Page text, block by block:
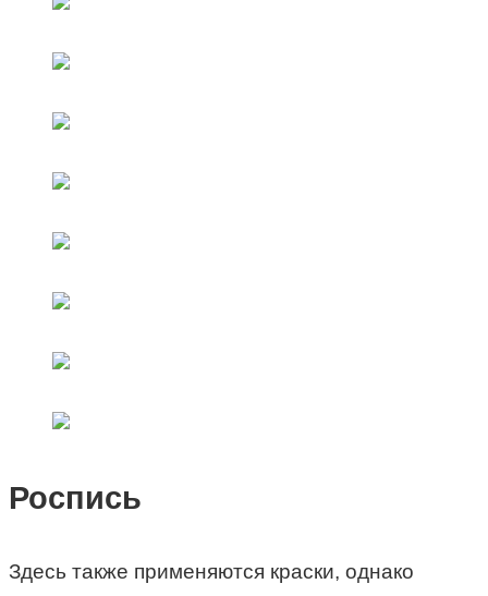
Роспись
Здесь также применяются краски, однако